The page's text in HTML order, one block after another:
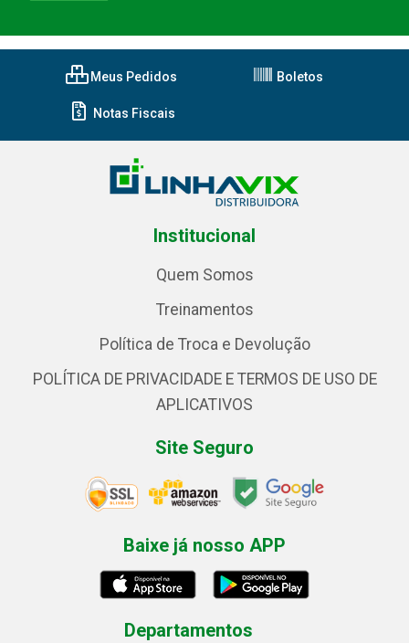
Meus Pedidos Boletos
Notas Fiscais
Institucional
Quem Somos
Treinamentos
Política de Troca e Devolução
POLÍTICA DE PRIVACIDADE E TERMOS DE USO DE
APLICATIVOS
Site Seguro
Baixe já nosso APP
Departamentos